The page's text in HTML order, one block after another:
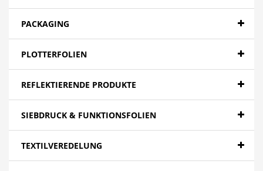
PACKAGING
PLOTTERFOLIEN
REFLEKTIERENDE PRODUKTE
SIEBDRUCK & FUNKTIONSFOLIEN
TEXTILVEREDELUNG